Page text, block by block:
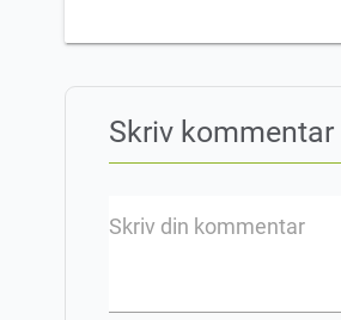
Skriv kommentar
Skriv din kommentar